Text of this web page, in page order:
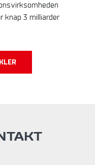
knap 3 milliarder